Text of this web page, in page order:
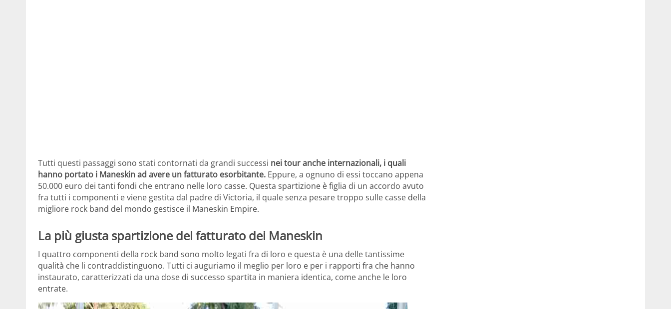
Tutti questi passaggi sono stati contornati da grandi successi nei tour anche internazionali, i quali
hanno portato i Maneskin ad avere un fatturato esorbitante. Eppure, a ognuno di essi toccano appena
50.000 euro dei tanti fondi che entrano nelle loro casse. Questa spartizione è figlia di un accordo avuto
fra tutti i componenti e viene gestita dal padre di Victoria, il quale senza pesare troppo sulle casse della
migliore rock band del mondo gestisce il Maneskin Empire.
La più giusta spartizione del fatturato dei Maneskin
I quattro componenti della rock band sono molto legati fra di loro e questa è una delle tantissime
qualità che li contraddistinguono. Tutti ci auguriamo il meglio per loro e per i rapporti fra che hanno
instaurato, caratterizzati da una dose di successo spartita in maniera identica, come anche le loro
entrate.